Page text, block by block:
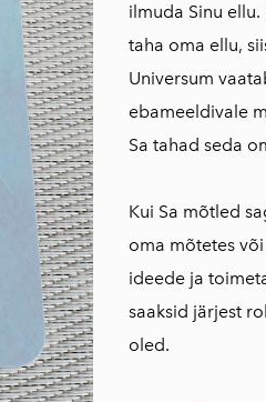
ilmuda Sinu
taha oma ellu,
Universum
ebameeldivale
Sa tahad seda
Kui Sa mõtled
oma mõtetes
ideede ja
saaksid järjest
oled.